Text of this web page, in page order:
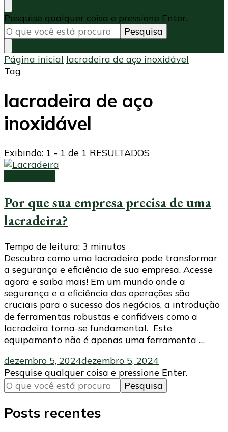
Procurando
algo?
Pesquise qualquer coisa e pressione Enter.
Página inicial lacradeira de aço inoxidável
Tag
lacradeira de aço
inoxidável
Exibindo: 1 - 1 de 1 RESULTADOS
Por que sua empresa precisa de uma
lacradeira?
Tempo de leitura: 3 minutos
Descubra como uma lacradeira pode transformar
a segurança e eficiência de sua empresa. Acesse
agora e saiba mais! Em um mundo onde a
segurança e a eficiência das operações são
cruciais para o sucesso dos negócios, a introdução
de ferramentas robustas e confiáveis como a
lacradeira torna-se fundamental. Este
equipamento não é apenas uma ferramenta …
dezembro 5, 2024dezembro 5, 2024
Procurando
algo?
Pesquise qualquer coisa e pressione Enter.
Posts recentes